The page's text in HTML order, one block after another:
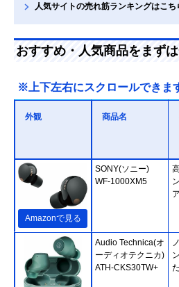
人気サイトの売れ筋ランキングはこち
おすすめ・人気商品をまず
※上下左右にスクロールできま
外観 商品名
Amazonで見る
SONY(ソニー)
WF-1000XM5
Audio Technica(オ
ーディオテクニカ)
ATH-CKS30TW+